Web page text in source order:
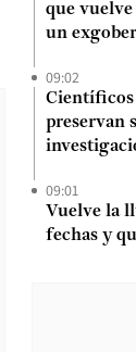
que
un
09:02
Científicos
preservan
09:01
Vuelve la
fechas y